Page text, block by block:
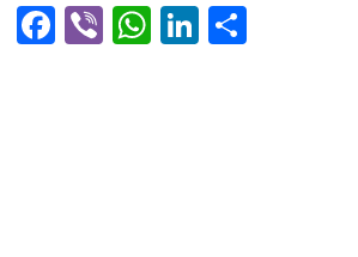
Facebook
ViberWhatsApp
LinkedIn